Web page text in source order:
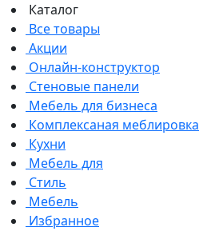
Каталог
Все товары
Акции
Онлайн-конструктор
Стеновые панели
Мебель для бизнеса
Комплексаная меблировка
Кухни
Мебель для
Стиль
Мебель
Избранное